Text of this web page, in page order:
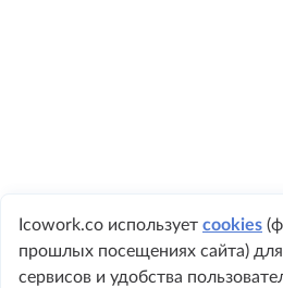
Icowork.co использует cookies
прошлых посещениях сайта)
сервисов и удобства+1 984 219